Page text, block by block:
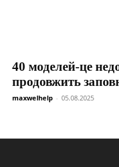
40 моделей-це
продовжить
maxwelhelp - 05.08.2025